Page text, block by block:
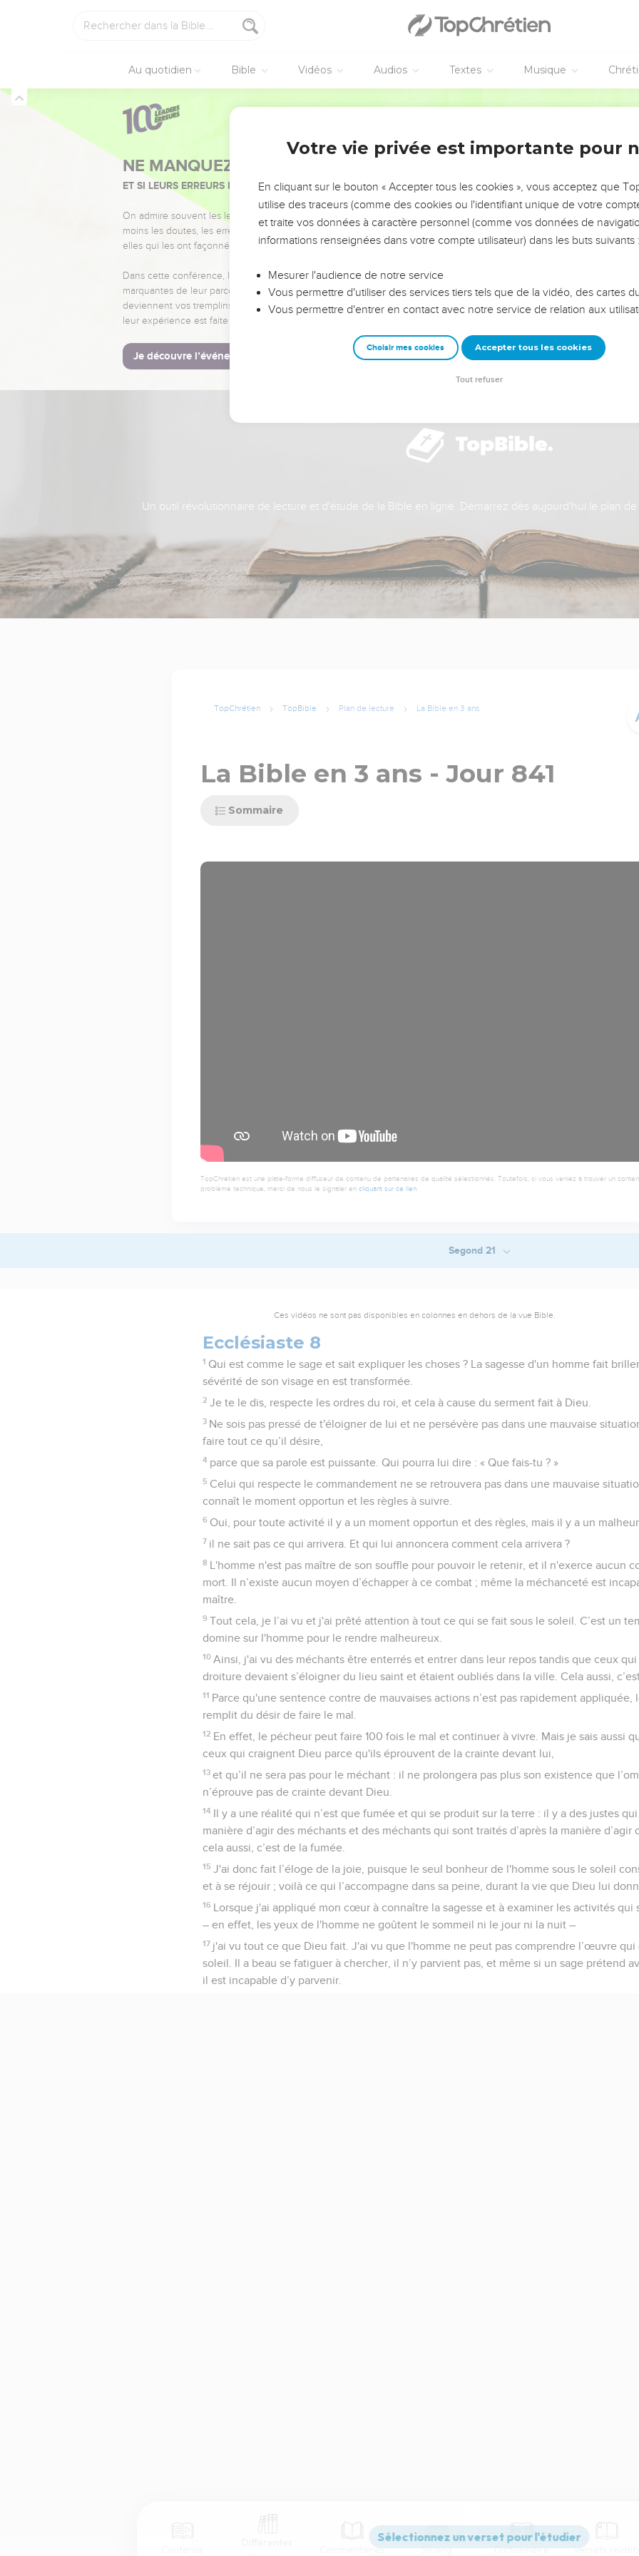
Au quotidien Bible Vidéos Audios Textes Musique
NE MANQUEZ PAS L’ÉVÉNEMENT DE L’ANNÉE !
ET SI LEURS ERREURS POUVAIENT VOUS ÉVITER LES VOTRES ?
On admire souvent les leaders pour leurs réussites, leur impact, leur foi ou leur vision. Mais on voit
moins les doutes, les erreurs et les saisons difficiles qu'ils ont traversés, alors même que ce sont
elles qui les ont façonnés.
Dans cette conférence, leaders, entrepreneurs, et responsables reviennent sur les erreurs
marquantes de leur parcours et les clés pour avancer avec plus de sagesse afin que leurs erreurs
deviennent vos tremplins. Que vous guidiez un ministère, une équipe, un groupe ou une famille,
leur expérience est faite pour vous.
Je découvre l’événement
Un outil révolutionnaire de lecture et d'étude de la Bible en ligne. Démarrez dès aujourd'hui le plan
TopChrétien TopBible Plan de lecture La Bible en 3 ans
La Bible en 3 ans - Jour 841
Sommaire
TopChrétien est une plate-forme diffuseur de contenu de partenaires de qualité sélectionnés. Toutefois, si vous veniez à trouver un
problème technique, merci de nous le signaler en cliquant sur ce lien
Commentaires Strong Dictionnaire Versets relatifs
Segond 21
Ces vidéos ne sont pas disponibles en colonnes en dehors de la vue Bible.
Ecclésiaste 8
1 Qui est comme le sage et sait expliquer les choses ? La sagesse d'un homme fait
sévérité de son visage en est transformée.
2 Je te le dis, respecte les ordres du roi, et cela à cause du serment fait à Dieu.
3 Ne sois pas pressé de t'éloigner de lui et ne persévère pas dans une mauvaise
faire tout ce qu’il désire,
4 parce que sa parole est puissante. Qui pourra lui dire : « Que fais-tu ? »
5 Celui qui respecte le commandement ne se retrouvera pas dans une mauvaise
connaît le moment opportun et les règles à suivre.
6 Oui, pour toute activité il y a un moment opportun et des règles, mais il y a un
7 il ne sait pas ce qui arrivera. Et qui lui annoncera comment cela arrivera ?
8
L'homme n'est pas maître de son souffle pour pouvoir le retenir, et il n'exerce aucun
mort. Il n’existe aucun moyen d’échapper à ce combat ; même la méchanceté est
maître.
9 Tout cela, je l’ai vu et j'ai prêté attention à tout ce qui se fait sous le soleil. C’est un
domine sur l'homme pour le rendre malheureux.
10 Ainsi, j'ai vu des méchants être enterrés et entrer dans leur repos tandis que ceux
droiture devaient s’éloigner du lieu saint et étaient oubliés dans la ville. Cela aussi,
11 Parce qu'une sentence contre de mauvaises actions n’est pas rapidement
remplit du désir de faire le mal.
12 En effet, le pécheur peut faire 100 fois le mal et continuer à vivre. Mais je sais aussi
ceux qui craignent Dieu parce qu'ils éprouvent de la crainte devant lui,
13 et qu’il ne sera pas pour le méchant : il ne prolongera pas plus son existence que
n’éprouve pas de crainte devant Dieu.
14
Il y a une réalité qui n’est que fumée et qui se produit sur la terre : il y a des justes
manière d’agir des méchants et des méchants qui sont traités d’après la manière d’agir
cela aussi, c’est de la fumée.
15 J'ai donc fait l’éloge de la joie, puisque le seul bonheur de l'homme sous le soleil
et à se réjouir ; voilà ce qui l’accompagne dans sa peine, durant la vie que Dieu lui
16
Lorsque j'ai appliqué mon cœur à connaître la sagesse et à examiner les activités qui
– en effet, les yeux de l'homme ne goûtent le sommeil ni le jour ni la nuit –
17 j'ai vu tout ce que Dieu fait. J'ai vu que l'homme ne peut pas comprendre l’œuvre qui
soleil. Il a beau se fatiguer à chercher, il n’y parvient pas, et même si un sage prétend
il est incapable d’y parvenir.
Votre vie privée est importante pour
En cliquant sur le bouton « Accepter tous les cookies », vous acceptez que
utilise des traceurs (comme des cookies ou l'identifiant unique de votre
et traite vos données à caractère personnel (comme vos données de
informations renseignées dans votre compte utilisateur) dans les buts suivants :
Mesurer l'audience de notre service
Vous permettre d'utiliser des services tiers tels que de la vidéo, des cartes
Vous permettre d'entrer en contact avec notre service de relation aux
Choisir mes cookies Accepter tous les cookies
Tout refuser